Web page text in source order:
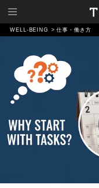
WELL-BEING 仕事・働き方